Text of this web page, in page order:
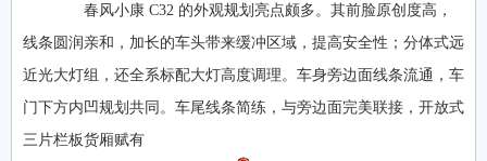
春风小康 C32 的外观规划亮点颇多。其前脸原创度高，
线条圆润亲和，加长的车头带来缓冲区域，提高安全性；分体式远
近光大灯组，还全系标配大灯高度调理。车身旁边面线条流通，车
门下方内凹规划共同。车尾线条简练，与旁边面完美联接，开放式
三片栏板货厢赋有